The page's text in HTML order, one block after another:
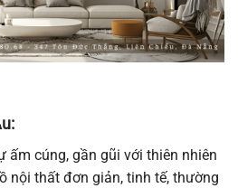
ấm cúng, gần gũi với thiên nhiên
nội thất đơn giản, tinh tế, thường